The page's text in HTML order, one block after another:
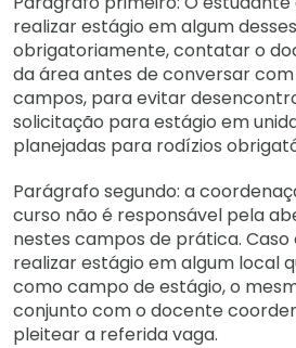
realizar estágio em algum
obrigatoriamente, contatar o
da área antes de conversar
campos, para evitar
solicitação para estágio em
planejadas para rodízios
Parágrafo segundo: a
curso não é responsável pela
nestes campos de prática.
realizar estágio em algum local
como campo de estágio, o
conjunto com o docente
pleitear a referida vaga.